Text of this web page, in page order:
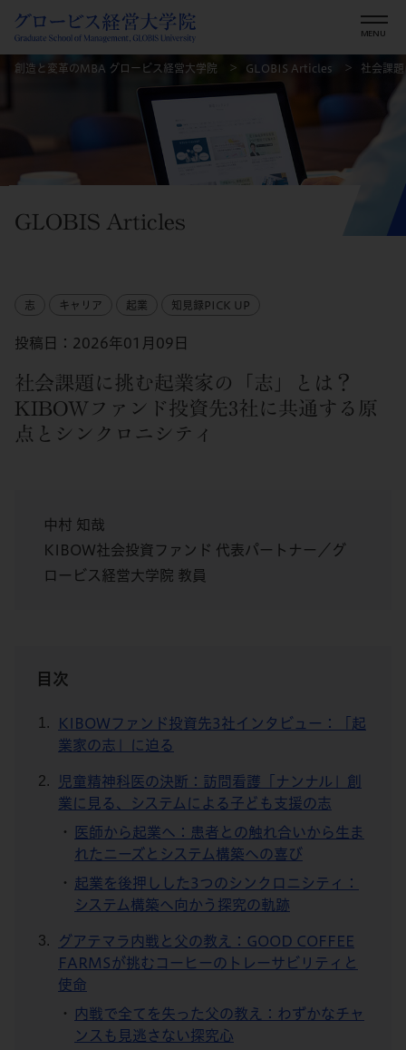
創造と変革のMBA グロービス経営大学院 GLOBIS Articles 社会課
GLOBIS Articles
志 キャリア 起業 知見録PICK UP
投稿日：2026年01月09日
社会課題に挑む起業家の「志」とは？
KIBOWファンド投資先3社に共通する原
点とシンクロニシティ
中村 知哉
KIBOW社会投資ファンド 代表パートナー／グ
ロービス経営大学院 教員
目次
KIBOWファンド投資先3社インタビュー：「起
業家の志」に迫る
児童精神科医の決断：訪問看護「ナンナル」創
業に見る、システムによる子ども支援の志
医師から起業へ：患者との触れ合いから生ま
れたニーズとシステム構築への喜び
起業を後押しした3つのシンクロニシティ：
システム構築へ向かう探究の軌跡
グアテマラ内戦と父の教え：GOOD COFFEE
FARMSが挑むコーヒーのトレーサビリティと
使命
内戦で全てを失った父の教え：わずかなチャ
ンスも見逃さない探究心